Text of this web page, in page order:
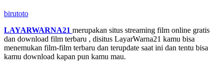
birutoto
LAYARWARNA21 merupakan situs streaming film online gratis
dan download film terbaru , disitus LayarWarna21 kamu bisa
menemukan film-film terbaru dan terupdate saat ini dan tentu bisa
kamu download kapan pun kamu mau.